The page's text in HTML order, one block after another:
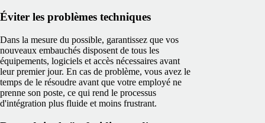
Éviter les problèmes techniques
Dans la mesure du possible, garantissez que vos
nouveaux embauchés disposent de tous les
équipements, logiciels et accès nécessaires avant
leur premier jour. En cas de problème, vous avez le
temps de le résoudre avant que votre employé ne
prenne son poste, ce qui rend le processus
d'intégration plus fluide et moins frustrant.